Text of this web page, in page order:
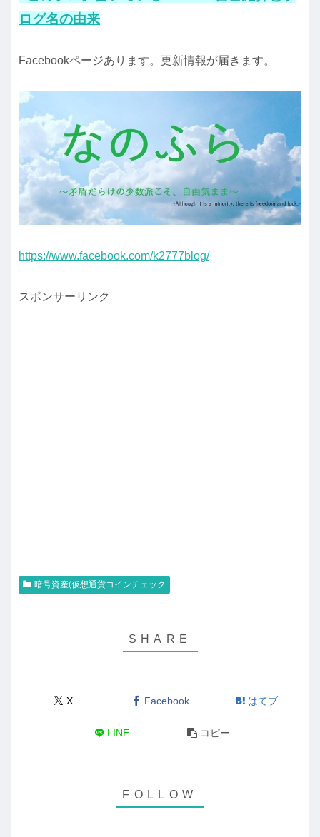
ログ名の由来
Facebookページあります。更新情報が届きます。
https://www.facebook.com/k2777blog/
スポンサーリンク
暗号資産(仮想通貨コインチェック
X Facebook はてブ
LINE コピー